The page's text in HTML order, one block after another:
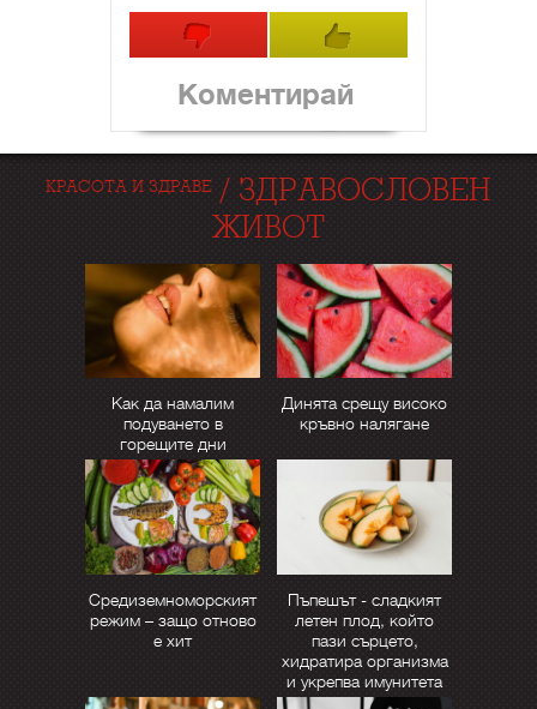
Коментирай
КРАСОТА И ЗДРАВЕ / ЗДРАВОСЛОВЕН
ЖИВОТ
Как да намалим
подуването в
горещите дни
Динята срещу високо
кръвно налягане
Средиземноморският
режим – защо отново
е хит
Пъпешът - сладкият
летен плод, който
пази сърцето,
хидратира организма
и укрепва имунитета